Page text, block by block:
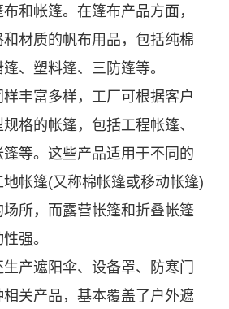
和帐篷。在篷布产品方面，
材质的帆布用品，包括纯棉
、塑料篷、三防篷等。
富多样，工厂可根据客户
格的帐篷，包括工程帐篷、
等。这些产品适用于不同的
帐篷(又称棉帐篷或移动帐篷)
所，而露营帐篷和折叠帐篷
强。
遮阳伞、设备罩、防寒门
关产品，基本覆盖了户外遮